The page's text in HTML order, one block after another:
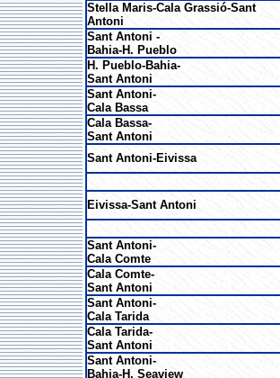
Stella Maris-Cala Grassió-Sant
Antoni
Sant Antoni -
Bahia-H. Pueblo
H. Pueblo-Bahia-
Sant Antoni
Sant Antoni-
Cala Bassa
Cala Bassa-
Sant Antoni
Sant Antoni-Eivissa
Eivissa-Sant Antoni
Sant Antoni-
Cala Comte
Cala Comte-
Sant Antoni
Sant Antoni-
Cala Tarida
Cala Tarida-
Sant Antoni
Sant Antoni-
Bahia-H. Seaview